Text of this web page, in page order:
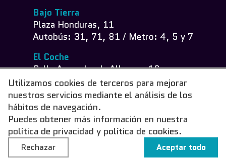
Bajo Tierra
Plaza Honduras, 11
Autobús: 31, 71, 81 / Metro: 4, 5 y 7
El Coche
Calle Azagador de Alboraya 16
Autobús: 11, 26, 6 / Metro: 4
Política de privacidadPolítica de cookies
Condiciones de usoPreguntas frecuentes
Web desarrollada por
Insomnia Comunicación
Utilizamos cookies de terceros para mejorar
nuestros servicios mediante el análisis de los
hábitos de navegación.
Puedes obtener más información en nuestra
política de privacidad y política de cookies.
Rechazar Aceptar todo